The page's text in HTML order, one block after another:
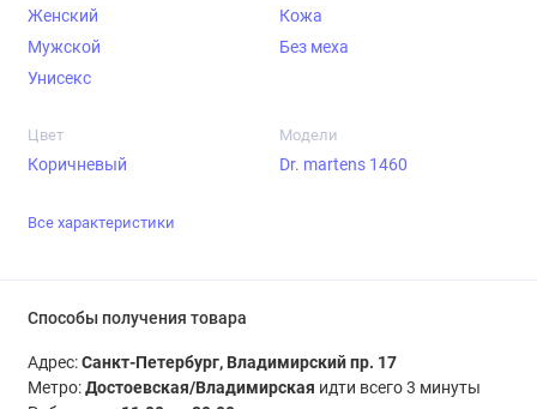
Женский
Мужской
Унисекс
Кожа
Без меха
Цвет
Коричневый
Модели
Dr. martens 1460
Все характеристики
Способы получения товара
Адрес:Санкт-Петербург, Владимирский пр. 17
Метро:Достоевская/Владимирская идти всего 3 минуты